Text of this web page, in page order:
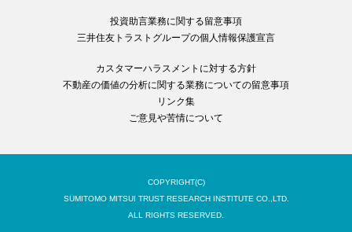
投資助言業務に関する留意事項
三井住友トラストグループの個人情報保護宣言
カスタマーハラスメントに対する方針
不動産の価値の分析に関する業務についての留意事項
リンク集
ご意見や苦情について
COPYRIGHT(C)
SUMITOMO MITSUI TRUST RESEARCH INSTITUTE CO.,LTD.
ALL RIGHTS RESERVED.